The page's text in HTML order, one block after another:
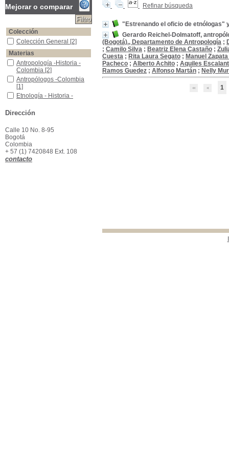
Refinar búsqueda
"Estrenando el oficio de etnólogas"
Gerardo Reichel-Dolmatoff,
(Bogotá)., Departamento de Antropología ;
; Camilo Silva ; Beatriz Elena Castaño ;
Cuesta ; Rita Laura Segato ; Manuel
Pacheco ; Alberto Achito ; Aquiles
Ramos Guedez ; Alfonso Martán ; Nelly
1
Mejorar o comparar
Colección
Colección General
Colección General [2]
Materias
Antropología -Historia -Colombia
Antropología -Historia -
Colombia [2]
Antropólogos -Colombia
Antropólogos -Colombia
[1]
Etnología - Historia - Colombia
Etnología - Historia -
Expediciones científicas--Historia--Colombia
Expediciones científicas--
Indios de Colombia -Fotografias
Indios de Colombia -
Fotografias
Dirección
Calle 10 No. 8-95
Bogotá
Colombia
+ 57 (1) 7420848 Ext. 108
contacto